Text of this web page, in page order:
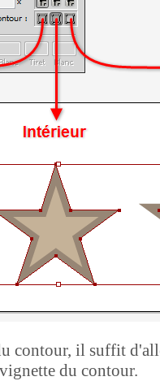
contour, il suffit
du contour.